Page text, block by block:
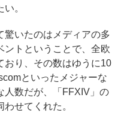
。
いたのはメディアの多
ントということで、全欧
おり、その数はゆうに10
といったメジャーな
人数だが、「FFXIV」の
せてくれた。